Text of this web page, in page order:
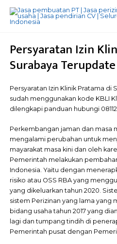
Persyaratan Izin
Surabaya Terupdate
Persyaratan Izin Klinik Pratama di
sudah menggunakan kode KBLI
dilengkapi panduan hubungi
Perkembangan jaman dan masa
mengalami perubahan untuk
mayarakat masa kini dan oleh
Pemerintah melakukan
Indonesia. Yaitu dengan
risiko atau OSS RBA yang
yang dikeluarkan tahun 2020.
sistem Perizinan yang lama yang
bidang usaha tahun 2017 yang
lagi dan tumpang tindih di
Pemerintah pusat dengan